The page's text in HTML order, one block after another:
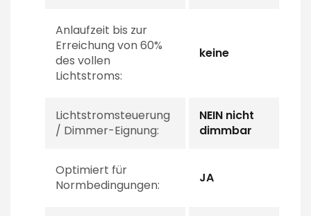
Anlaufzeit bis zur
Erreichung von 60%
des vollen
Lichtstroms:
keine
Lichtstromsteuerung
/ Dimmer-Eignung:
NEIN nicht
dimmbar
Optimiert für
Normbedingungen:
JA